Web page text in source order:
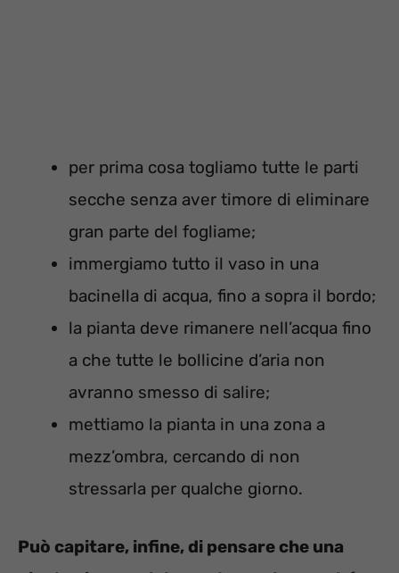
per prima cosa togliamo tutte le parti
secche senza aver timore di eliminare
gran parte del fogliame;
immergiamo tutto il vaso in una
bacinella di acqua, fino a sopra il bordo;
la pianta deve rimanere nell’acqua fino
a che tutte le bollicine d’aria non
avranno smesso di salire;
mettiamo la pianta in una zona a
mezz’ombra, cercando di non
stressarla per qualche giorno.
Può capitare, infine, di pensare che una